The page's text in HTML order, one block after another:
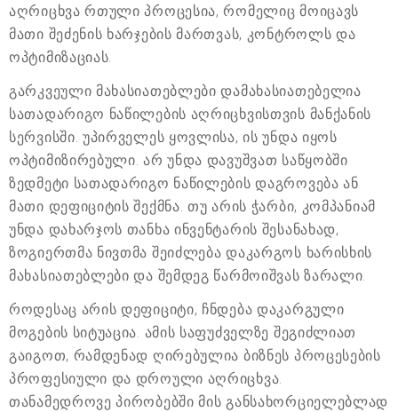
აღრიცხვა რთული პროცესია, რომელიც მოიცავს
მათი შეძენის ხარჯების მართვას, კონტროლს და
ოპტიმიზაციას.
გარკვეული მახასიათებლები დამახასიათებელია
სათადარიგო ნაწილების აღრიცხვისთვის მანქანის
სერვისში. უპირველეს ყოვლისა, ის უნდა იყოს
ოპტიმიზირებული. არ უნდა დავუშვათ საწყობში
ზედმეტი სათადარიგო ნაწილების დაგროვება ან
მათი დეფიციტის შექმნა. თუ არის ჭარბი, კომპანიამ
უნდა დახარჯოს თანხა ინვენტარის შესანახად,
ზოგიერთმა ნივთმა შეიძლება დაკარგოს ხარისხის
მახასიათებლები და შემდეგ წარმოიშვას ზარალი.
როდესაც არის დეფიციტი, ჩნდება დაკარგული
მოგების სიტუაცია. ამის საფუძველზე შეგიძლიათ
გაიგოთ, რამდენად ღირებულია ბიზნეს პროცესების
პროფესიული და დროული აღრიცხვა.
თანამედროვე პირობებში მის განსახორციელებლად